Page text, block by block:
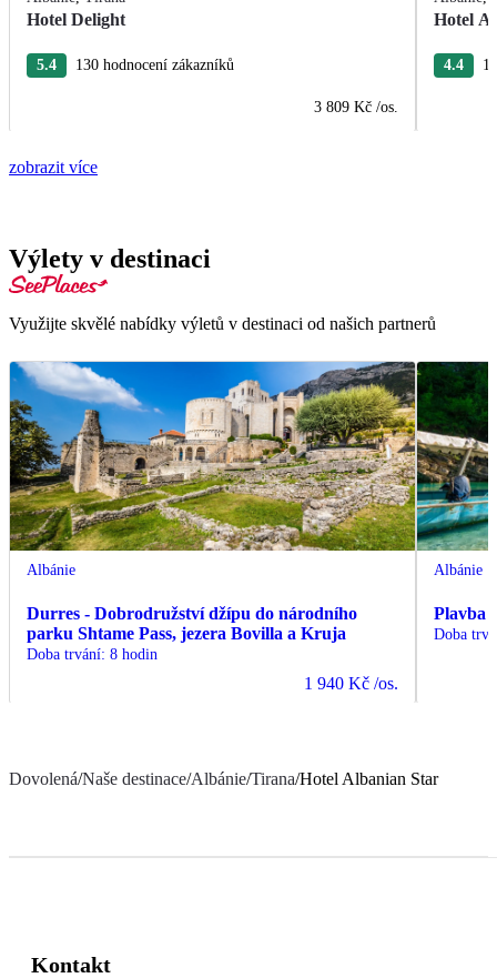
Hotel Delight
5.4 130 hodnocení zákazníků
3 809 Kč /os.
Hotel
4.4
zobrazit více
Výlety v destinaci
Využijte skvělé nabídky výletů v destinaci od našich partnerů
Albánie
Durres - Dobrodružství džípu do národního
parku Shtame Pass, jezera Bovilla a Kruja
Doba trvání: 8 hodin
1 940 Kč /os.
Albánie
Plavba
Doba
Dovolená/Naše destinace/Albánie/Tirana/Hotel Albanian Star
Kontakt